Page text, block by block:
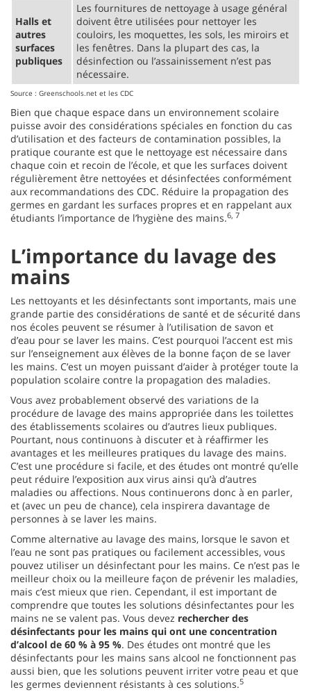
Halls et
autres
surfaces
publiques
Les fournitures de nettoyage à usage général
doivent être utilisées pour nettoyer les
couloirs, les moquettes, les sols, les miroirs et
les fenêtres. Dans la plupart des cas, la
désinfection ou l’assainissement n’est pas
nécessaire.
Source : Greenschools.net et les CDC
Bien que chaque espace dans un environnement scolaire
puisse avoir des considérations spéciales en fonction du cas
d’utilisation et des facteurs de contamination possibles, la
pratique courante est que le nettoyage est nécessaire dans
chaque coin et recoin de l’école, et que les surfaces doivent
régulièrement être nettoyées et désinfectées conformément
aux recommandations des CDC. Réduire la propagation des
germes en gardant les surfaces propres et en rappelant aux
étudiants l’importance de l’hygiène des mains.6, 7
L’importance du lavage des
mains
Les nettoyants et les désinfectants sont importants, mais une
grande partie des considérations de santé et de sécurité dans
nos écoles peuvent se résumer à l’utilisation de savon et
d’eau pour se laver les mains. C’est pourquoi l’accent est mis
sur l’enseignement aux élèves de la bonne façon de se laver
les mains. C’est un moyen puissant d’aider à protéger toute la
population scolaire contre la propagation des maladies.
Vous avez probablement observé des variations de la
procédure de lavage des mains appropriée dans les toilettes
des établissements scolaires ou d’autres lieux publiques.
Pourtant, nous continuons à discuter et à réaffirmer les
avantages et les meilleures pratiques du lavage des mains.
C’est une procédure si facile, et des études ont montré qu’elle
peut réduire l’exposition aux virus ainsi qu’à d’autres
maladies ou affections. Nous continuerons donc à en parler,
et (avec un peu de chance), cela inspirera davantage de
personnes à se laver les mains.
Comme alternative au lavage des mains, lorsque le savon et
l’eau ne sont pas pratiques ou facilement accessibles, vous
pouvez utiliser un désinfectant pour les mains. Ce n’est pas le
meilleur choix ou la meilleure façon de prévenir les maladies,
mais c’est mieux que rien. Cependant, il est important de
comprendre que toutes les solutions désinfectantes pour les
mains ne se valent pas. Vous devez rechercher des
désinfectants pour les mains qui ont une concentration
d’alcool de 60 % à 95 %. Des études ont montré que les
désinfectants pour les mains sans alcool ne fonctionnent pas
aussi bien, que les solutions peuvent irriter votre peau et que
les germes deviennent résistants à ces solutions.5